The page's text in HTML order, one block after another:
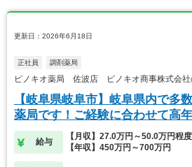
更新日：2026年6月18日
正社員 調剤薬局
ピノキオ薬局 佐波店 ピノキオ商事株式会社
【岐阜県岐阜市】岐阜県内で多
薬局です！ご経験に合わせて高
給与
【月収】27.0万円～50.0万円程
【年収】450万円～700万円